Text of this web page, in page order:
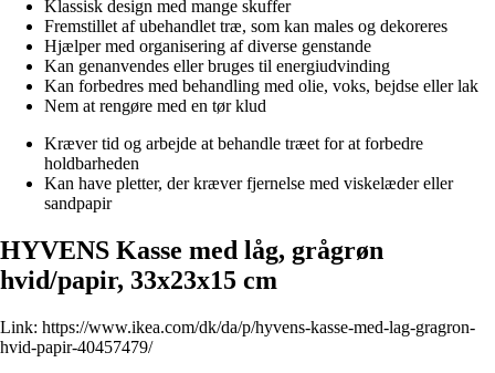
Klassisk design med mange skuffer
Fremstillet af ubehandlet træ, som kan males og dekoreres
Hjælper med organisering af diverse genstande
Kan genanvendes eller bruges til energiudvinding
Kan forbedres med behandling med olie, voks, bejdse eller lak
Nem at rengøre med en tør klud
Kræver tid og arbejde at behandle træet for at forbedre
holdbarheden
Kan have pletter, der kræver fjernelse med viskelæder eller
sandpapir
HYVENS Kasse med låg, grågrøn
hvid/papir, 33x23x15 cm
Link: https://www.ikea.com/dk/da/p/hyvens-kasse-med-lag-gragron-
hvid-papir-40457479/